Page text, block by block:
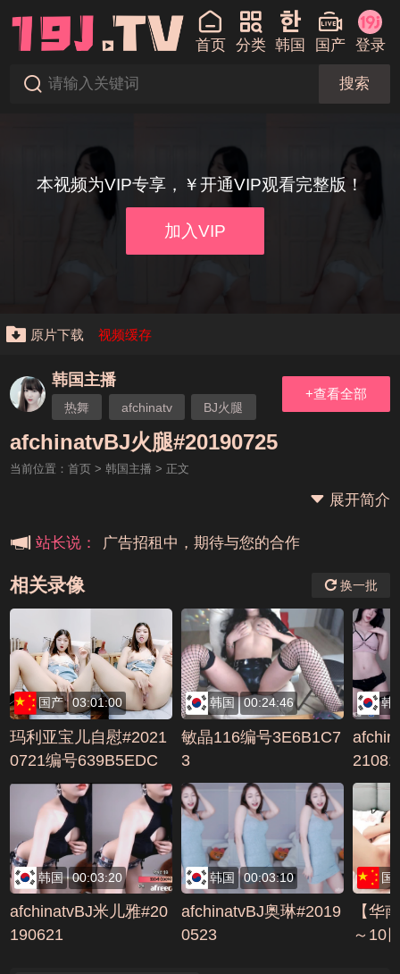
首页 分类 韩国 国产 登录
搜索
本视频为VIP专享，￥开通VIP观看完整版！
加入VIP
原片下载 视频缓存
韩国主播
热舞 afchinatv BJ火腿
+查看全部
afchinatvBJ火腿#20190725
当前位置： 首页> 韩国主播 > 正文
展开简介
站长说：
本站大事件(19j网站发展历程)
广告招租中，期待与您的合作
相关录像 换一批
国产 03:01:00
玛利亚宝儿自慰#2021
0721编号639B5EDC
韩国 00:24:46
敏晶116编号3E6B1C7
3
韩
韩国 00:03:20
afchinatvBJ米儿雅#20
190621
韩国 00:03:10
afchinatvBJ奥琳#2019
0523
国
【华
～10